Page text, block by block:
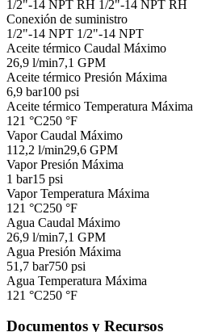
1/2"-14 NPT RH 1/2"-14 NPT RH
Conexión de suministro
1/2"-14 NPT 1/2"-14 NPT
Aceite térmico Caudal Máximo
26,9 l/min7,1 GPM
Aceite térmico Presión Máxima
6,9 bar100 psi
Aceite térmico Temperatura Máxima
121 °C250 °F
Vapor Caudal Máximo
112,2 l/min29,6 GPM
Vapor Presión Máxima
1 bar15 psi
Vapor Temperatura Máxima
121 °C250 °F
Agua Caudal Máximo
26,9 l/min7,1 GPM
Agua Presión Máxima
51,7 bar750 psi
Agua Temperatura Máxima
121 °C250 °F
Documentos y Recursos